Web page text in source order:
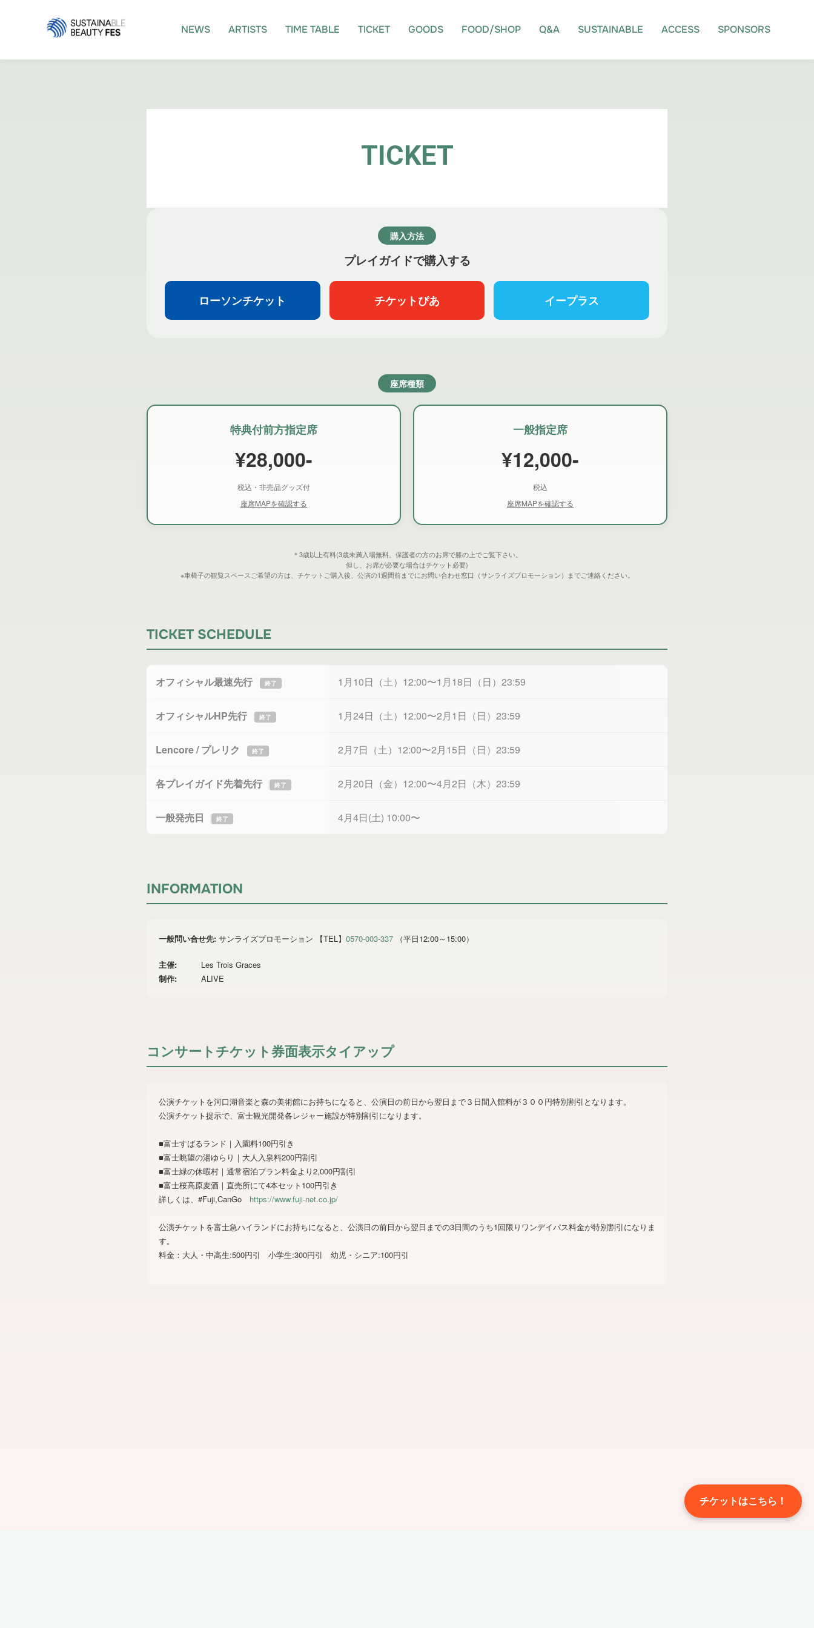
NEWS ARTISTS TIME TABLE TICKET GOODS FOOD/SHOP Q&A SUSTAINABLE ACCESS SPONSORS
TICKET
購入方法
プレイガイドで購入する
ローソンチケット チケットぴあ イープラス
座席種類
特典付前方指定席
¥28,000-
税込・非売品グッズ付
座席MAPを確認する
一般指定席
¥12,000-
税込
座席MAPを確認する
＊3歳以上有料(3歳未満入場無料。保護者の方のお席で膝の上でご覧下さい。
但し、お席が必要な場合はチケット必要)
※車椅子の観覧スペースご希望の方は、チケットご購入後、公演の1週間前までにお問い合わせ窓口（サンライズプロモーション）までご連絡ください。
TICKET SCHEDULE
オフィシャル最速先行 終了 1月10日（土）12:00〜1月18日（日）23:59
オフィシャルHP先行 終了 1月24日（土）12:00〜2月1日（日）23:59
Lencore / プレリク 終了 2月7日（土）12:00〜2月15日（日）23:59
各プレイガイド先着先行 終了 2月20日（金）12:00〜4月2日（木）23:59
一般発売日 終了 4月4日(土) 10:00〜
INFORMATION
一般問い合せ先: サンライズプロモーション 【TEL】 0570-003-337 （平日12:00～15:00）
主催:
Les Trois Graces
制作:
ALIVE
コンサートチケット券面表示タイアップ
公演チケットを河口湖音楽と森の美術館にお持ちになると、公演日の前日から翌日まで３日間入館料が３００円特別割引となります。
公演チケット提示で、富士観光開発各レジャー施設が特別割引になります。
■富士すばるランド｜入園料100円引き
■富士眺望の湯ゆらり｜大人入泉料200円割引
■富士緑の休暇村｜通常宿泊プラン料金より2,000円割引
■富士桜高原麦酒｜直売所にて4本セット100円引き
詳しくは、#Fuji,CanGo https://www.fuji-net.co.jp/
公演チケットを富士急ハイランドにお持ちになると、公演日の前日から翌日までの3日間のうち1回限りワンデイパス料金が特別割引になりま
す。
料金：大人・中高生:500円引 小学生:300円引 幼児・シニア:100円引
チケットはこちら！